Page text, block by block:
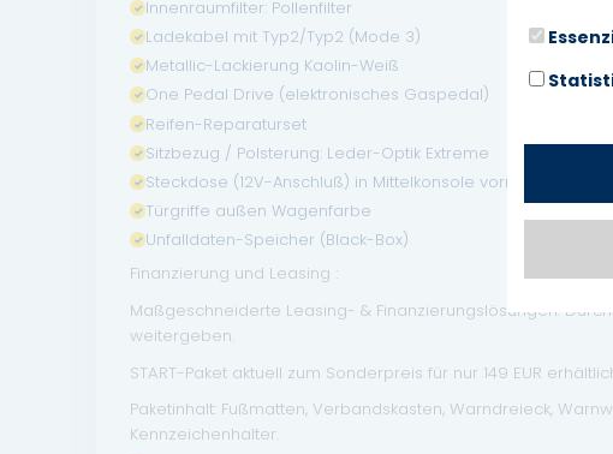
Innenraumfilter: Pollenfilter
Ladekabel mit Typ2/Typ2 (Mode 3)
Metallic-Lackierung Kaolin-Weiß
One Pedal Drive (elektronisches Gaspedal)
Reifen-Reparaturset
Sitzbezug / Polsterung: Leder-Optik Extreme
Steckdose (12V-Anschluß) in Mittelkonsole vorn
Türgriffe außen Wagenfarbe
Unfalldaten-Speicher (Black-Box)
Finanzierung und Leasing :
Maßgeschneiderte Leasing- & Finanzierungslösungen.
weitergeben.
START-Paket aktuell zum Sonderpreis für nur 149 EUR
Paketinhalt: Fußmatten, Verbandskasten, Warndreieck,
Kennzeichenhalter.